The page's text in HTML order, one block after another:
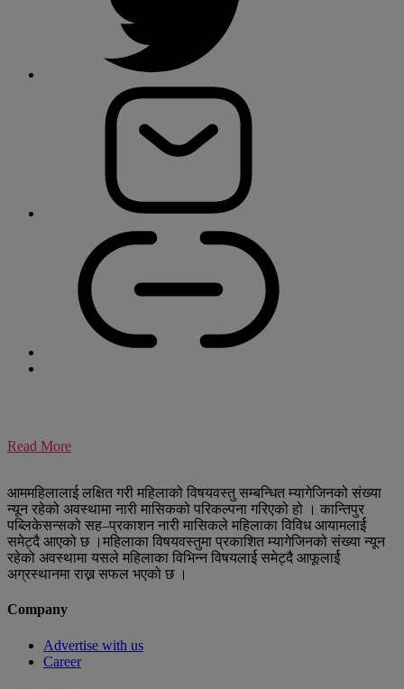
Read More
आममहिलालाई लक्षित गरी महिलाको विषयवस्तु सम्बन्धित म्यागेजिनको संख्या
न्यून रहेको अवस्थामा नारी मासिकको परिकल्पना गरिएको हो । कान्तिपुर
पब्लिकेसन्सको सह–प्रकाशन नारी मासिकले महिलाका विविध आयामलार्ई
समेट्दै आएको छ ।महिलाका विषयवस्तुमा प्रकाशित म्यागेजिनको संख्या न्यून
रहेको अवस्थामा यसले महिलाका विभिन्न विषयलार्ई समेट्दै आफूलार्ई
अग्रस्थानमा राख्न सफल भएको छ ।
Company
Advertise with us
Career